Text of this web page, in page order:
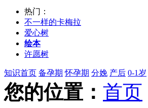
热门：
不一样的卡梅拉
爱心树
绘本
许愿树
知识首页 备孕期 怀孕期 分娩 产后 0-1岁
您的位置： 首页